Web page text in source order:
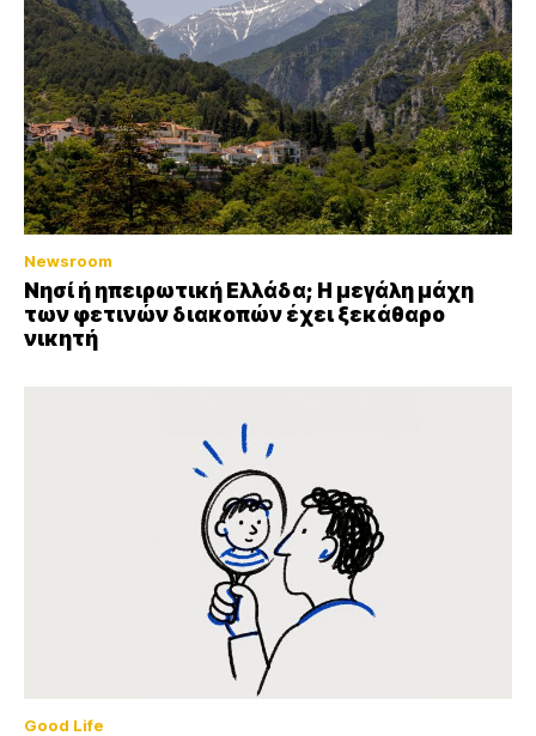
Newsroom
Νησί ή ηπειρωτική Ελλάδα; Η μεγάλη μάχη
των φετινών διακοπών έχει ξεκάθαρο
νικητή
Good Life